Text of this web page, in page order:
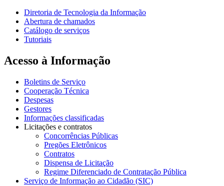
Diretoria de Tecnologia da Informação
Abertura de chamados
Catálogo de serviços
Tutoriais
Acesso à Informação
Boletins de Serviço
Cooperação Técnica
Despesas
Gestores
Informações classificadas
Licitações e contratos
Concorrências Públicas
Pregões Eletrônicos
Contratos
Dispensa de Licitação
Regime Diferenciado de Contratação Pública
Serviço de Informação ao Cidadão (SIC)